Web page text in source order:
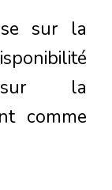
sur la
sur la
comme